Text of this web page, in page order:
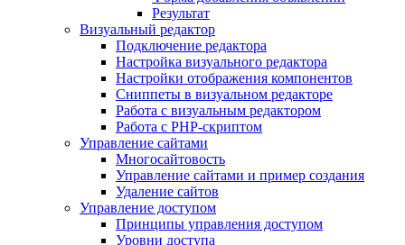
Результат
Визуальный редактор
Подключение редактора
Настройка визуального редактора
Настройки отображения компонентов
Сниппеты в визуальном редакторе
Работа с визуальным редактором
Работа с PHP-скриптом
Управление сайтами
Многосайтовость
Управление сайтами и пример создания
Удаление сайтов
Управление доступом
Принципы управления доступом
Уровни доступа